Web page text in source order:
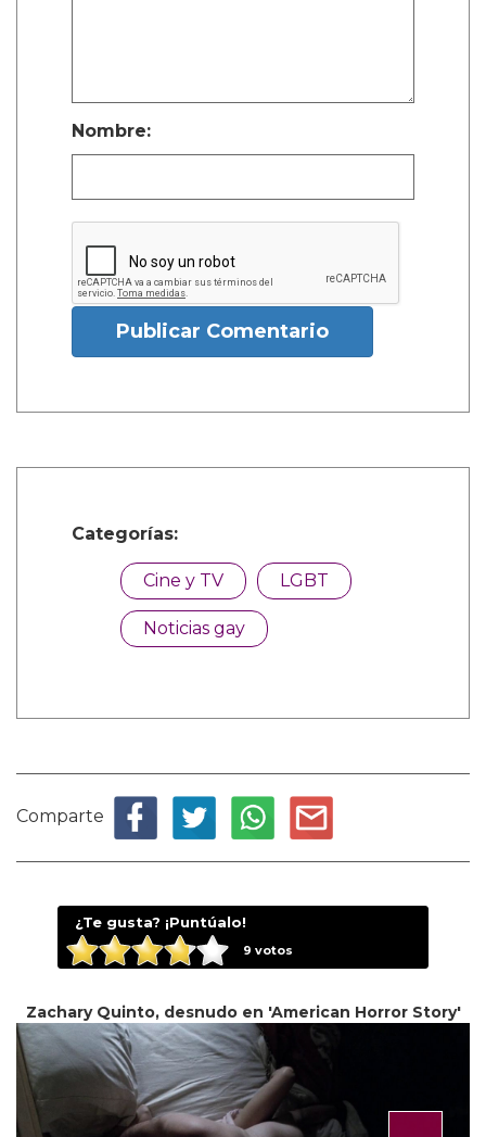
Nombre:
Publicar Comentario
Categorías:
Cine y TV LGBT
Noticias gay
Comparte
¿Te gusta? ¡Puntúalo!
9 votos
Zachary Quinto, desnudo en 'American Horror Story'